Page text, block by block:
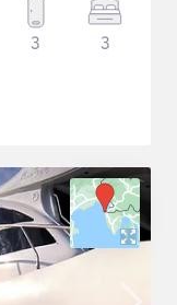
3 3